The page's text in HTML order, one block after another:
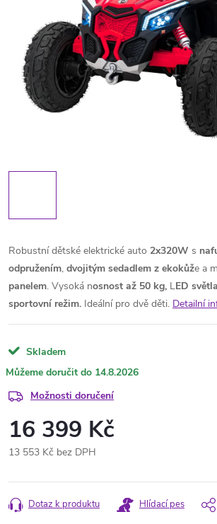
Robustní dětské elektrické auto 2x320W s
odpružením, dvojitým sedadlem z ekokůže a
panelem. Vysoká nosnost až 50 kg, LED
sportovní režim. Ideální pro dvě děti. Detailní
Skladem
14.8.2026
Možnosti doručení
16 399 Kč
13 553 Kč bez DPH
cena:
Dotaz k produktu Hlídací pes